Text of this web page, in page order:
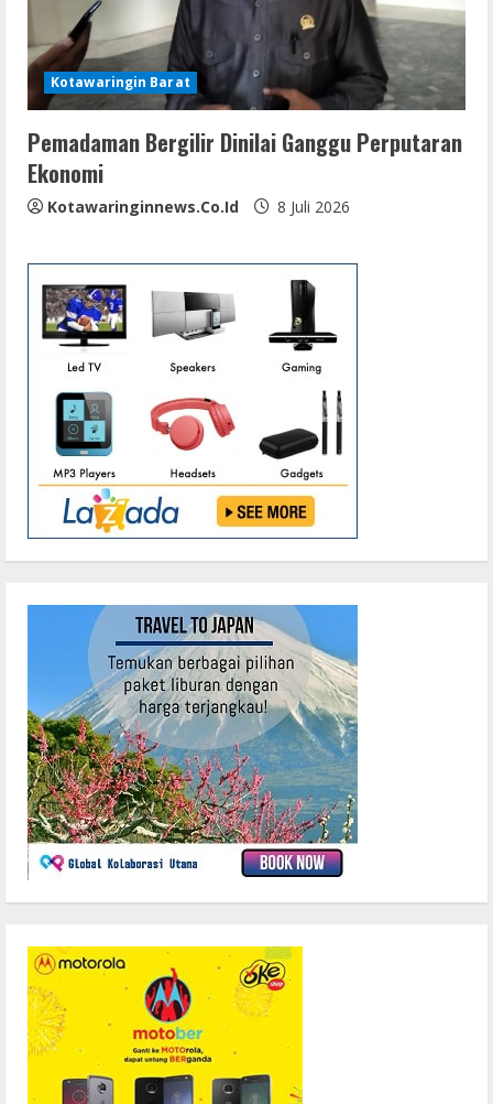
Kotawaringin Barat
Pemadaman Bergilir Dinilai Ganggu Perputaran
Ekonomi
Kotawaringinnews.co.id 8 Juli 2026